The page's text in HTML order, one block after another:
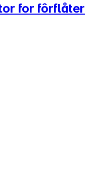
for fôrflåter